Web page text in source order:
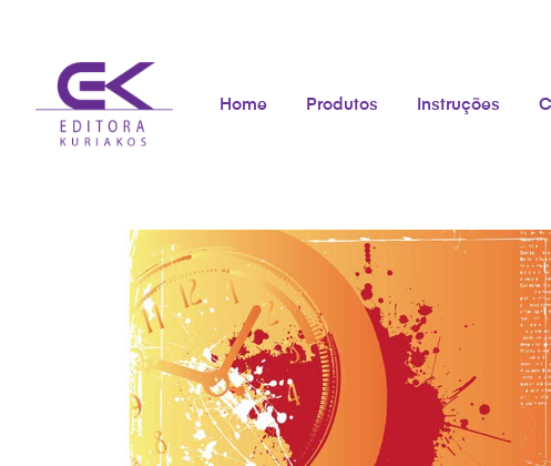
Home Produtos Instruções